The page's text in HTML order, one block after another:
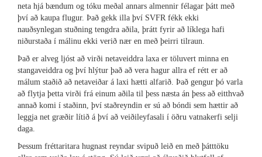
neta hjá bændum og tóku meðal annars almennir félagar þátt með
því að kaupa flugur. Það gekk illa því SVFR fékk ekki
nauðsynlegan stuðning tengdra aðila, þrátt fyrir að líklega hafi
niðurstaða í málinu ekki verið nær en með þeirri tilraun.
Það er alveg ljóst að virði netaveiddra laxa er töluvert minna en
stangaveiddra og því hlýtur það að vera hagur allra ef rétt er að
málum staðið að netaveiðar á laxi hætti alfarið. Það gengur þó varla
að flytja þetta virði frá einum aðila til þess næsta án þess að eitthvað
annað komi í staðinn, því staðreyndin er sú að bóndi sem hættir að
leggja net græðir lítið á því að veiðileyfasali í öðru vatnakerfi selji
daga.
Þessum fréttaritara hugnast reyndar svipuð leið en með þátttöku